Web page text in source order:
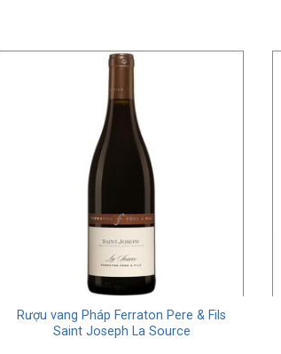
Rượu vang Pháp Ferraton Pere & Fils
Saint Joseph La Source